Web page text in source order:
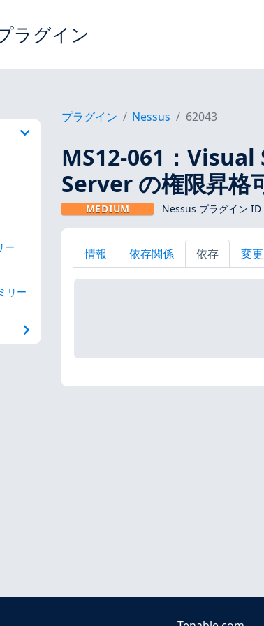
ラグイン
ー
リー
プラグイン Nessus 62043
MS12-061：
Server の権限昇格
MEDIUM Nessus プラグイン ID
情報 依存関係 依存 変